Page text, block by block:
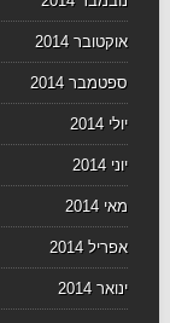
אוקטובר 2014
ספטמבר 2014
יולי 2014
יוני 2014
מאי 2014
אפריל 2014
ינואר 2014